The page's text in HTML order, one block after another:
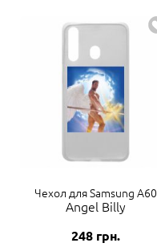
Чехол для Samsung A60
Angel Billy
248 грн.